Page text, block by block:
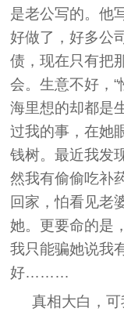
是老公写的。他
好做了，好多公
债，现在只有把
会。生意不好，
海里想的却都是
过我的事，在她
钱树。最近我发
然我有偷偷吃补
回家，怕看见老
她。更要命的是
我只能骗她说我
好………
真相大白，